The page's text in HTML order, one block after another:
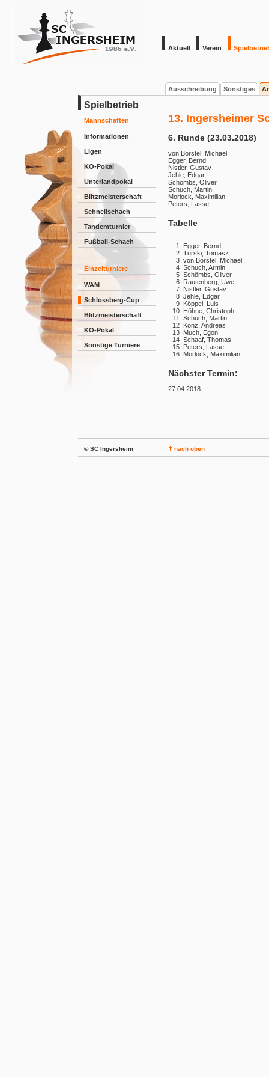
Aktuell Verein
Ausschreibung Sonstiges
Spielbetrieb
Mannschaften
Informationen
Ligen
KO-Pokal
Unterlandpokal
Blitzmeisterschaft
Schnellschach
Tandemturnier
Fußball-Schach
Einzelturniere
WAM
Schlossberg-Cup
Blitzmeisterschaft
KO-Pokal
Sonstige Turniere
13. Ingersheimer
6. Runde (23.03.2018)
von Borstel, Michael
Egger, Bernd
Nistler, Gustav
Jehle, Edgar
Schömbs, Oliver
Schuch, Martin
Morlock, Maximilian
Peters, Lasse
Tabelle
1
Egger, Bernd
2 Turski, Tomasz
3 von Borstel, Michael
4 Schuch, Armin
5 Schömbs, Oliver
6 Rautenberg, Uwe
7 Nistler, Gustav
8 Jehle, Edgar
9 Köppel, Luis
10 Höhne, Christoph
11
Schuch, Martin
12 Konz, Andreas
13 Much, Egon
14 Schaaf, Thomas
15 Peters, Lasse
16 Morlock, Maximilian
Nächster Termin:
27.04.2018
© SC Ingersheim nach oben